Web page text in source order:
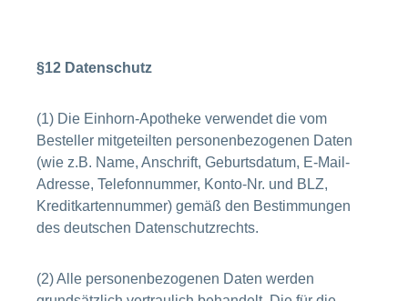
§12 Datenschutz
(1) Die Einhorn-Apotheke verwendet die vom
Besteller mitgeteilten personenbezogenen Daten
(wie z.B. Name, Anschrift, Geburtsdatum, E-Mail-
Adresse, Telefonnummer, Konto-Nr. und BLZ,
Kreditkartennummer) gemäß den Bestimmungen
des deutschen Datenschutzrechts.
(2) Alle personenbezogenen Daten werden